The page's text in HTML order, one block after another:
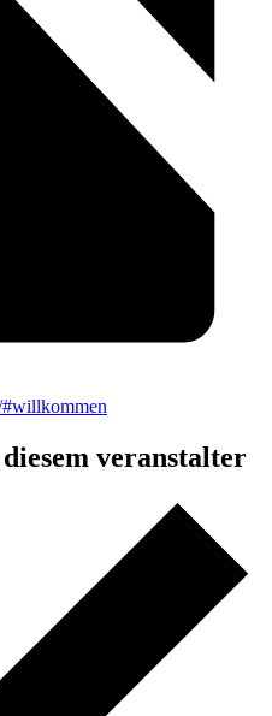
#willkommen
veranstalter